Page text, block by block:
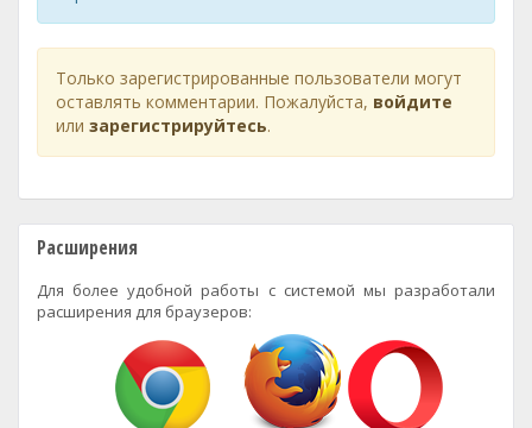
Только зарегистрированные пользователи могут
оставлять комментарии. Пожалуйста, войдите
или зарегистрируйтесь.
Расширения
Для более удобной работы с системой мы разработали
расширения для браузеров: